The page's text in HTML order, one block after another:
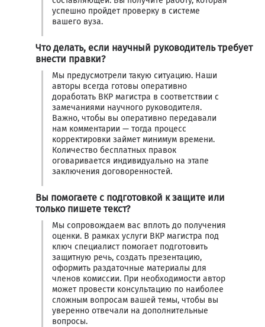
успешно пройдет проверку в системе
вашего вуза.
Что делать, если научный руководитель требует
внести правки?
Мы предусмотрели такую ситуацию. Наши
авторы всегда готовы оперативно
доработать ВКР магистра в соответствии с
замечаниями научного руководителя.
Важно, чтобы вы оперативно передавали
нам комментарии — тогда процесс
корректировки займет минимум времени.
Количество бесплатных правок
оговаривается индивидуально на этапе
заключения договоренностей.
Вы помогаете с подготовкой к защите или
только пишете текст?
Мы сопровождаем вас вплоть до получения
оценки. В рамках услуги ВКР магистра под
ключ специалист помогает подготовить
защитную речь, создать презентацию,
оформить раздаточные материалы для
членов комиссии. При необходимости автор
может провести консультацию по наиболее
сложным вопросам вашей темы, чтобы вы
уверенно отвечали на дополнительные
вопросы.